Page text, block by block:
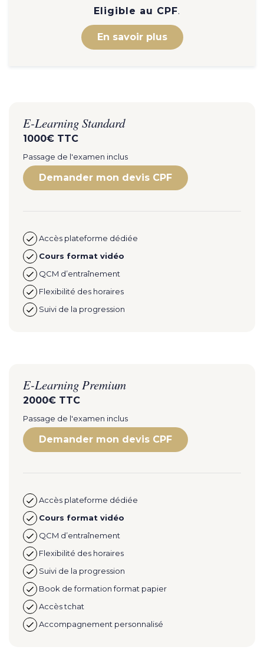
Eligible au CPF.
En savoir plus
E-Learning Standard
1000€ TTC
Passage de l'examen inclus
Demander mon devis CPF
Accès plateforme dédiée
Cours format vidéo
QCM d’entraînement
Flexibilité des horaires
Suivi de la progression
E-Learning Premium
2000€ TTC
Passage de l'examen inclus
Demander mon devis CPF
Accès plateforme dédiée
Cours format vidéo
QCM d’entraînement
Flexibilité des horaires
Suivi de la progression
Book de formation format papier
Accès tchat
Accompagnement personnalisé